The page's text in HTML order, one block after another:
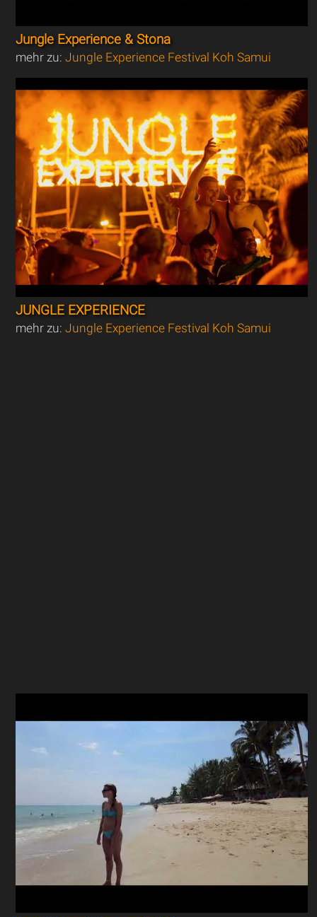
Jungle Experience & Stona
mehr zu:Jungle Experience Festival Koh Samui
JUNGLE EXPERIENCE
mehr zu:Jungle Experience Festival Koh Samui